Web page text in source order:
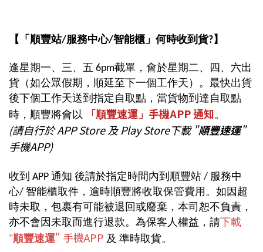
【 「 順豐站/服務中心/智能櫃 」 何時收到貨?】
逢星期一、三、五 6pm截單，會於星期二、四 、六出
貨 （如公眾假期，順延至下一個工作天）。 最快出貨
後下個工作天送到指定自取點，當貨物到達自取點
時，順豐將會以
「順豐速運」 手機APP 通知。
(請自行於 APP Store 及 Play Store下載 "順豐速運"
手機APP)
收到 APP 通知 後請於指定時間內到順豐站 / 服務中
心/ 智能櫃取件，逾時順豐將收取保管費用。 如因超
時未取，包裹有可能被退回或廢棄，本司恕不負責，
亦不會因未取而進行退款。為保客人權益，請 下載
"順豐速運" 手機APP 及 準時取貨。